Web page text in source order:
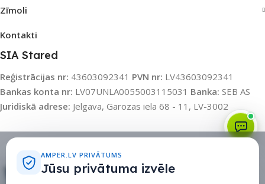
Zīmoli
Kontakti
SIA Stared
Reģistrācijas nr: 43603092341 PVN nr: LV43603092341
Bankas konta nr: LV07UNLA0055003115031 Banka: SEB AS
Juridiskā adrese: Jelgava, Garozas iela 68 - 11, LV-3002
AMPER.LV PRIVĀTUMS
Jūsu privātuma izvēle